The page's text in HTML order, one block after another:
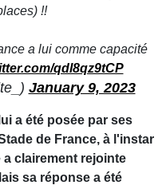
!!
a lui comme capacité
qdl8qz9tCP
January 9, 2023
a été posée par ses
de France, à l'instar
clairement rejointe
sa réponse a été